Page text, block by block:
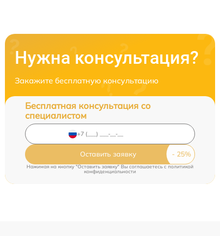
Нужна консультация?
Закажите бесплатную консультацию
Бесплатная консультация со
специалистом
Оставить заявку
Нажимая на кнопку "Оставить заявку" Вы соглашаетесь cполитикой
конфиденциальности